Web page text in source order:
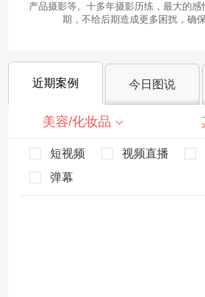
产品摄影等。十多年摄影历练，最大的
期，不给后期造成更多困扰，确保
近期案例 今日图说
美容/化妆品
短视频 视频直播
弹幕